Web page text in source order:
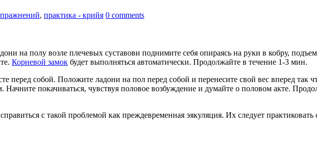
, практика - крийя 0 comments
на полу возле плечевых суставови поднимите себя опираясь на руки в кобру,
Корневой замок будет выполняться автоматически. Продолжайте в течение 1-3 мин.
перед собой. Положите ладони на пол перед собой и перенесите свой вес вперед так
покачиваться, чувствуя половое возбуждение и думайте о половом акте.
с такой проблемой как преждевременная эякуляция. Их следует